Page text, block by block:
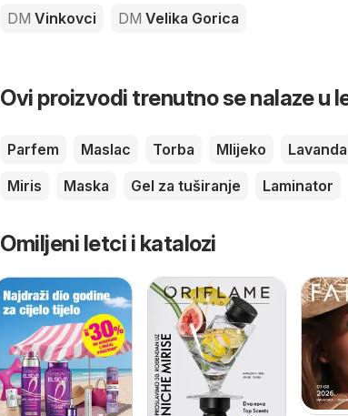
DM Vinkovci DM Velika Gorica
Ovi proizvodi trenutno se nalaze u
Parfem Maslac Torba Mlijeko Lavanda
Miris
Maska Gel za tuširanje Laminator
Omiljeni letci i katalozi